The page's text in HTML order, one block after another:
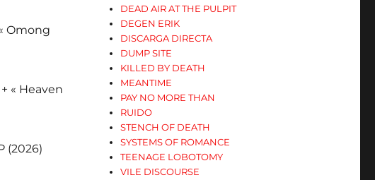
Omong
« Heaven
(2026)
DEAD AIR AT THE PULPIT
DEGEN ERIK
DISCARGA DIRECTA
DUMP SITE
KILLED BY DEATH
MEANTIME
PAY NO MORE THAN
RUIDO
STENCH OF DEATH
SYSTEMS OF ROMANCE
TEENAGE LOBOTOMY
VILE DISCOURSE